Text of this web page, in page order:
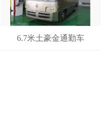
6.7米土豪金通勤车